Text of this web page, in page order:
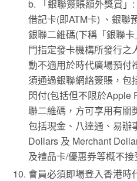
b. 「銀聯簽賬額外獎賞」
借記卡(即ATM卡) 、銀聯
銀聯二維碼(下稱「銀聯
門指定發卡機構所發行之
動不適用於時代廣場預付
須通過銀聯網絡簽賬，包
閃付(包括但不限於Apple
聯二維碼，方可享用有關
包括現金、八達通、易辦
Dollars 及 Merchant
及禮品卡/優惠券等概不接
會員必須即場登入香港時